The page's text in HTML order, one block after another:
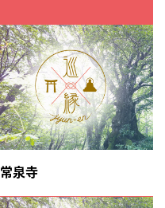
常泉寺